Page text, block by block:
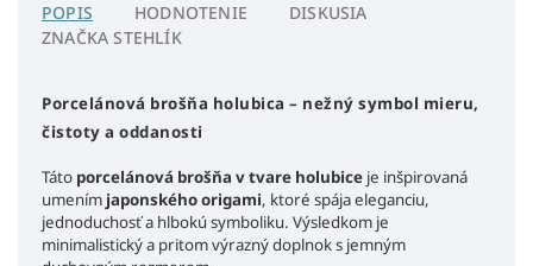
POPIS HODNOTENIE
DISKUSIA
ZNAČKA STEHLÍK
Porcelánová brošňa holubica – nežný symbol mieru,
čistoty a oddanosti
Táto porcelánová brošňa v tvare holubice je inšpirovaná
umením japonského origami, ktoré spája eleganciu,
jednoduchosť a hlbokú symboliku. Výsledkom je
minimalistický a pritom výrazný doplnok s jemným